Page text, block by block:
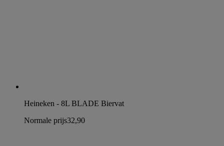
Heineken - 8L BLADE Biervat
Normale prijs32,90